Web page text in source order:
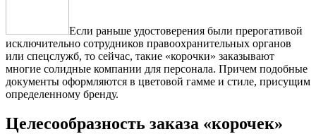
Если раньше удостоверения были прерогативой
исключительно сотрудников правоохранительных органов
или спецслужб, то сейчас, такие «корочки» заказывают
многие солидные компании для персонала. Причем подобные
документы оформляются в цветовой гамме и стиле, присущим
определенному бренду.
Целесообразность заказа «корочек»